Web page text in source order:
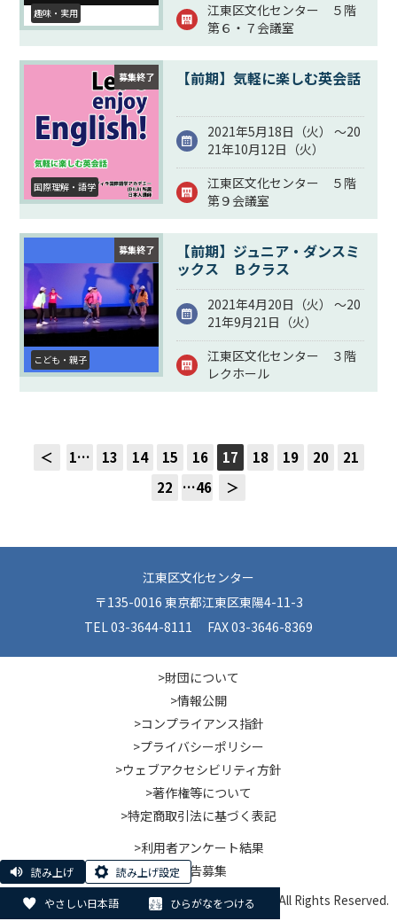
やさしい日本語 ひらがなをつける
読み上げ 読み上げ設定
趣味・実用
江東区文化センター ５階
第６・７会議室
募集終了
国際理解・語学
【前期】気軽に楽しむ英会話
2021年5月18日（火） ～20
21年10月12日（火）
江東区文化センター ５階
第９会議室
募集終了
こども・親子
【前期】ジュニア・ダンスミ
ックス Ｂクラス
2021年4月20日（火） ～20
21年9月21日（火）
江東区文化センター ３階
レクホール
＜ 1… 13 14 15 16 17 18 19 20
21
22
…46 ＞
江東区文化センター
〒135-0016 東京都江東区東陽4-11-3
TEL 03-3644-8111 FAX 03-3646-8369
>財団について
>情報公開
>コンプライアンス指針
>プライバシーポリシー
>ウェブアクセシビリティ方針
>著作権等について
>特定商取引法に基づく表記
>利用者アンケート結果
>広告募集
© Koto City Culture and Community Foundation. All Rights Reserved.